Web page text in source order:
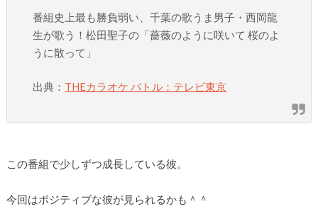
番組史上最も勝負弱い、千葉の歌うま男子・西岡龍
生が歌う！松田聖子の「薔薇のように咲いて 桜のよ
うに散って」
出典： THEカラオケ バトル：テレビ東京
この番組で少しずつ成長している彼。
今回はポジティブな彼が見られるかも＾＾